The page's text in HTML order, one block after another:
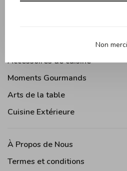
Accessoires de cuisine
Moments Gourmands
Arts de la table
Cuisine Extérieure
À Propos de Nous
Termes et conditions
Non